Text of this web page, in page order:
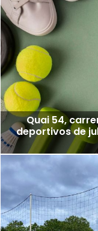
Quai 54,
deportivos de